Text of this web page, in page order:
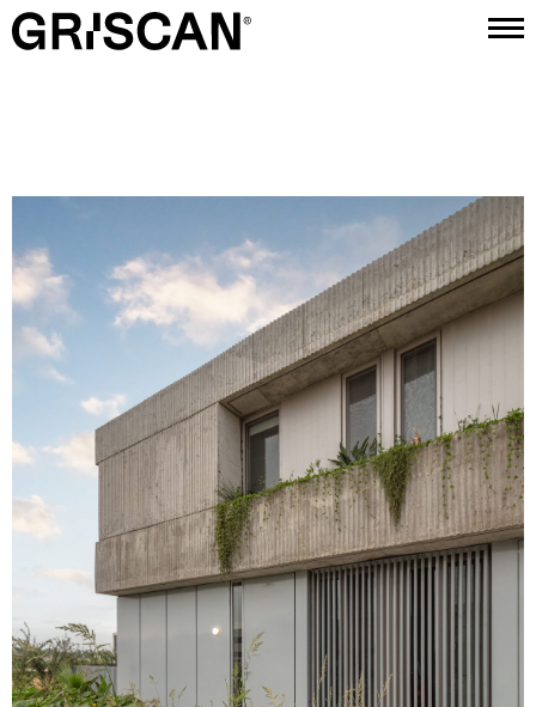
Contacto
Instagram